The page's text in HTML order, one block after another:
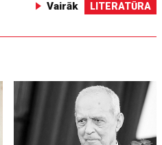
Vairāk LITERATŪRA